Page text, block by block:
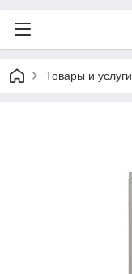
Товары и услуги